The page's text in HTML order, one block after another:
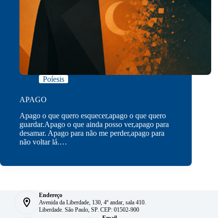
Poíesis
APAGO
Apago o que quero esquecer,apago o que quero
guardar.Apago o que ainda posso ver,apago para
desamar. Apago para não me perder,apago para
não voltar lá.…
Endereço
Avenida da Liberdade, 130, 4º andar, sala 410.
Liberdade. São Paulo, SP. CEP: 01502-900